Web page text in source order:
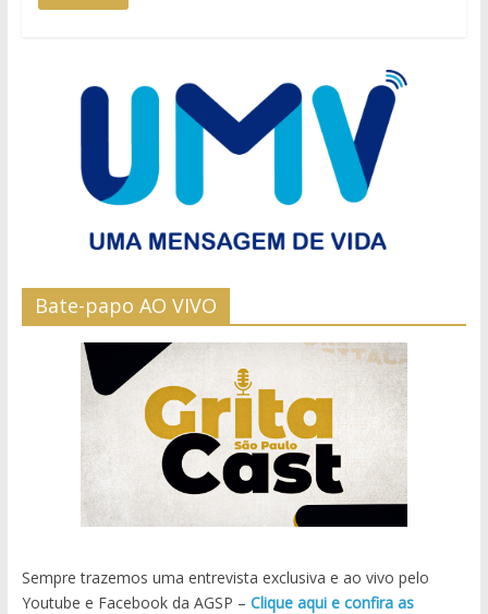
Bate-papo AO VIVO
Sempre trazemos uma entrevista exclusiva e ao vivo pelo
Youtube e Facebook da AGSP – Clique aqui e confira as